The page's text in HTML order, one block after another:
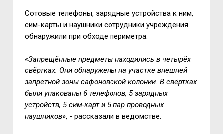
Сотовые телефоны, зарядные устройства к ним,
сим-карты и наушники сотрудники учреждения
обнаружили при обходе периметра.
«Запрещённые предметы находились в четырёх
свёртках. Они обнаружены на участке внешней
запретной зоны сафоновской колонии. В свёртках
были упакованы 6 телефонов, 5 зарядных
устройств, 5 сим-карт и 5 пар проводных
наушников», - рассказали в ведомстве.